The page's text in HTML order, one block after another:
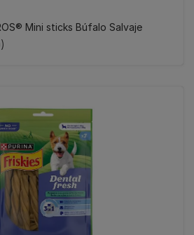
Mini sticks Búfalo Salvaje